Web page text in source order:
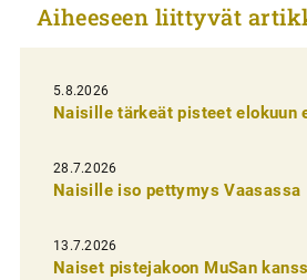
k
e
l
i
e
n
e
Aiheeseen liittyvät
5.8.2026
Naisille tärkeät pisteet elokuun
28.7.2026
Naisille iso pettymys Vaasassa
13.7.2026
Naiset pistejakoon MuSan